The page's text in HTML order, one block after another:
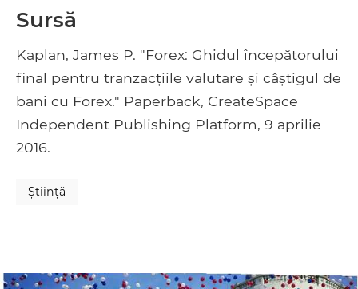
Sursă
Kaplan, James P. "Forex: Ghidul începătorului
final pentru tranzacțiile valutare și câștigul de
bani cu Forex." Paperback, CreateSpace
Independent Publishing Platform, 9 aprilie
2016.
Ştiinţă